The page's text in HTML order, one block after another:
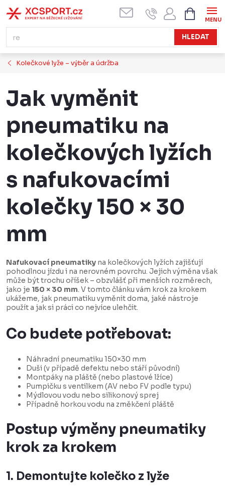
na
obsah
HLEDAT
KOŠÍK
Kolečkové lyže – výběr a údržba
Jak vyměnit
pneumatiku na
kolečkových lyžích
s nafukovacími
kolečky 150 × 30
mm
Nafukovací pneumatiky na kolečkových lyžích zajišťují
pohodlnou jízdu i na nerovném povrchu. Jejich výměna však
může být trochu oříšek – obzvlášť při menších rozměrech,
jako je 150 × 30 mm. V tomto článku vám krok za krokem
ukážeme, jak pneumatiku vyměnit doma, jaké nástroje
použít a jak si práci co nejvíce ulehčit.
Co budete potřebovat:
Náhradní pneumatiku 150×30 mm
Duši (v případě defektu nebo stáří původní)
Montpáky na pláště (nebo plastové lžíce)
Pumpičku s ventilkem (AV nebo FV podle typu)
Mýdlovou vodu nebo silikonový sprej
Případně horkou vodu na změkčení pláště
Postup výměny pneumatiky
krok za krokem
1. Demontujte kolečko z lyže